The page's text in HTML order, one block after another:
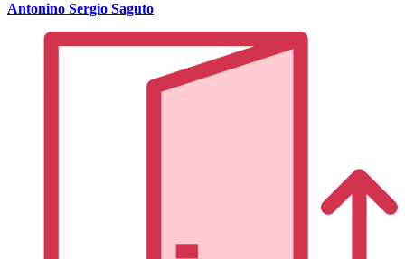
Antonino Sergio Saguto